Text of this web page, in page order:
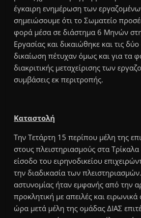
έγκαιρη ενημέρωση των
σημειώσουμε ότι το Σωματείο
φορά μέσα σε διάστημα 6 Μηνών
Εργασίας και δικαιώθηκε και τις
δικαίωση πέτυχαν όμως και για τα
διακριτικής μεταχείρισης των
συμβάσεις εκ περιτροπής.
Καταστολή
Την Τετάρτη 15 περίπου μέλη της
στους πλειστηριασμούς στα
είσοδο του ειρηνοδικείου
την διαδικασία των
αστυνομίας ήταν εμφανής από την
προκλητική με απειλές και
ώρα μετά μέλη της ομάδας ΔΙΑΣ